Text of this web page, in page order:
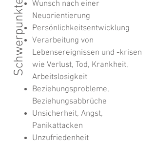
Schwerpunkte Wunsch nach einer
Neuorientierung
Persönlichkeitsentwicklung
Verarbeitung von
Lebensereignissen und -krisen
wie Verlust, Tod, Krankheit,
Arbeitslosigkeit
Beziehungsprobleme,
Beziehungsabbrüche
Unsicherheit, Angst,
Panikattacken
Unzufriedenheit